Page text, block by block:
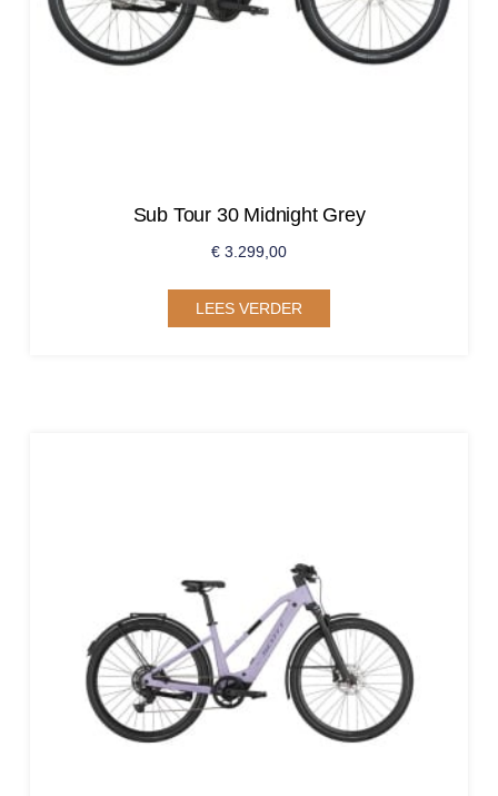
Sub Tour 30 Midnight Grey
€ 3.299,00
LEES VERDER